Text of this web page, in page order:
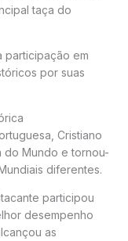
taça do
participação em
por suas
Cristiano
do Mundo e tornou-
diferentes.
participou
desempenho
as